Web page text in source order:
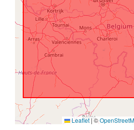
Leaflet|©